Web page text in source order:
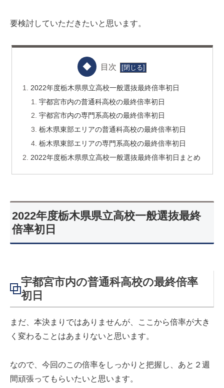
要検討していただきたいと思います。
目次
2022年度栃木県県立高校一般選抜最終倍率初日
宇都宮市内の普通科高校の最終倍率初日
宇都宮市内の専門系高校の最終倍率初日
栃木県東部エリアの普通科高校の最終倍率初日
栃木県東部エリアの専門系高校の最終倍率初日
2022年度栃木県県立高校一般選抜最終倍率初日まとめ
2022年度栃木県県立高校一般選抜最終
倍率初日
宇都宮市内の普通科高校の最終倍率
初日
まだ、本決まりではありませんが、ここから倍率が大き
く変わることはあまりないと思います。
なので、今回のこの倍率をしっかりと把握し、あと２週
間頑張ってもらいたいと思います。